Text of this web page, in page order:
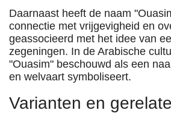
Daarnaast heeft de naam
connectie met vrijgevigheid en
geassocieerd met het idee van
zegeningen. In de Arabische
"Ouasim" beschouwd als een
en welvaart symboliseert.
Varianten en